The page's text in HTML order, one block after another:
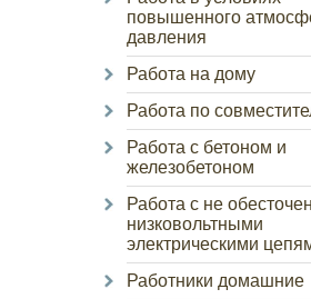
повышенного
давления
Работа на дому
Работа по
Работа с бетоном и
железобетоном
Работа с не
низковольтными
электрическими
Работники домашние